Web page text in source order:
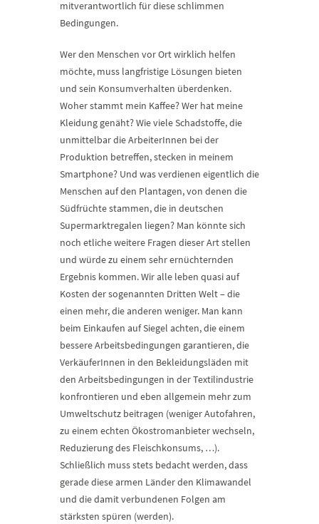
mitverantwortlich für diese schlimmen
Bedingungen.
Wer den Menschen vor Ort wirklich helfen
möchte, muss langfristige Lösungen bieten
und sein Konsumverhalten überdenken.
Woher stammt mein Kaffee? Wer hat meine
Kleidung genäht? Wie viele Schadstoffe, die
unmittelbar die ArbeiterInnen bei der
Produktion betreffen, stecken in meinem
Smartphone? Und was verdienen eigentlich die
Menschen auf den Plantagen, von denen die
Südfrüchte stammen, die in deutschen
Supermarktregalen liegen? Man könnte sich
noch etliche weitere Fragen dieser Art stellen
und würde zu einem sehr ernüchternden
Ergebnis kommen. Wir alle leben quasi auf
Kosten der sogenannten Dritten Welt – die
einen mehr, die anderen weniger. Man kann
beim Einkaufen auf Siegel achten, die einem
bessere Arbeitsbedingungen garantieren, die
VerkäuferInnen in den Bekleidungsläden mit
den Arbeitsbedingungen in der Textilindustrie
konfrontieren und eben allgemein mehr zum
Umweltschutz beitragen (weniger Autofahren,
zu einem echten Ökostromanbieter wechseln,
Reduzierung des Fleischkonsums, …).
Schließlich muss stets bedacht werden, dass
gerade diese armen Länder den Klimawandel
und die damit verbundenen Folgen am
stärksten spüren (werden).